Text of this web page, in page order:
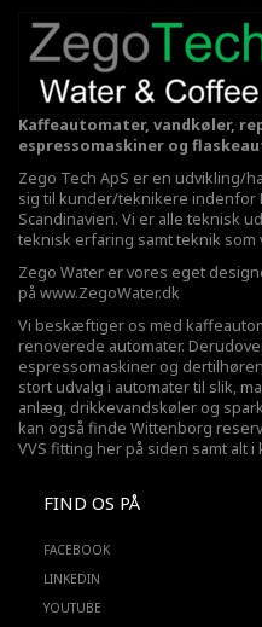
Kaffeautomater, vandkøler,
espressomaskiner og
Zego Tech ApS er en udvikling/
sig til kunder/teknikere indenfor
Scandinavien. Vi er alle teknisk
teknisk erfaring samt teknik som
Zego Water er vores eget
på www.ZegoWater.dk
Vi beskæftiger os med
renoverede automater.
espressomaskiner og
stort udvalg i automater til slik,
anlæg, drikkevandskøler og
kan også finde Wittenborg
VVS fitting her på siden samt alt
FIND OS PÅ
FACEBOOK
LINKEDIN
YOUTUBE